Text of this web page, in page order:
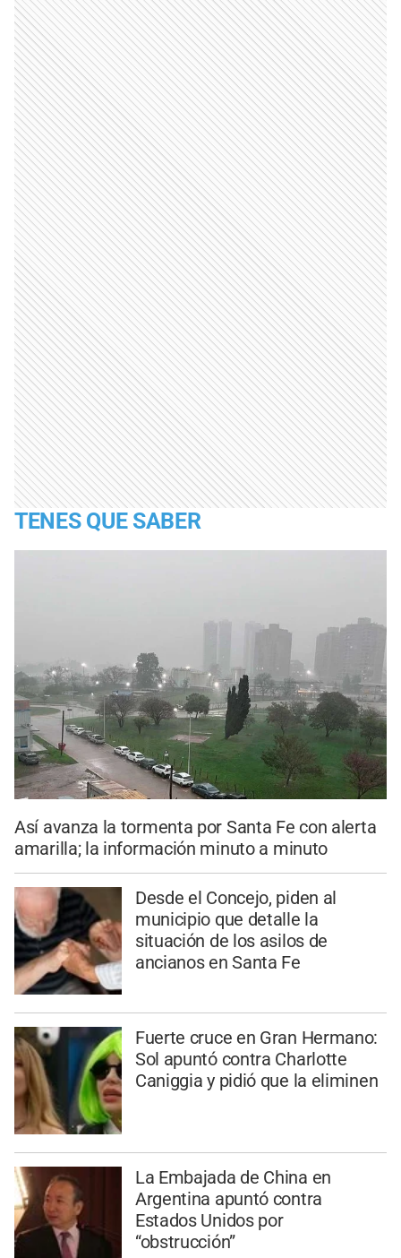
TENES QUE SABER
Así avanza la tormenta por Santa Fe con alerta
amarilla; la información minuto a minuto
Desde el Concejo, piden al
municipio que detalle la
situación de los asilos de
ancianos en Santa Fe
Fuerte cruce en Gran Hermano:
Sol apuntó contra Charlotte
Caniggia y pidió que la eliminen
La Embajada de China en
Argentina apuntó contra
Estados Unidos por
“obstrucción”